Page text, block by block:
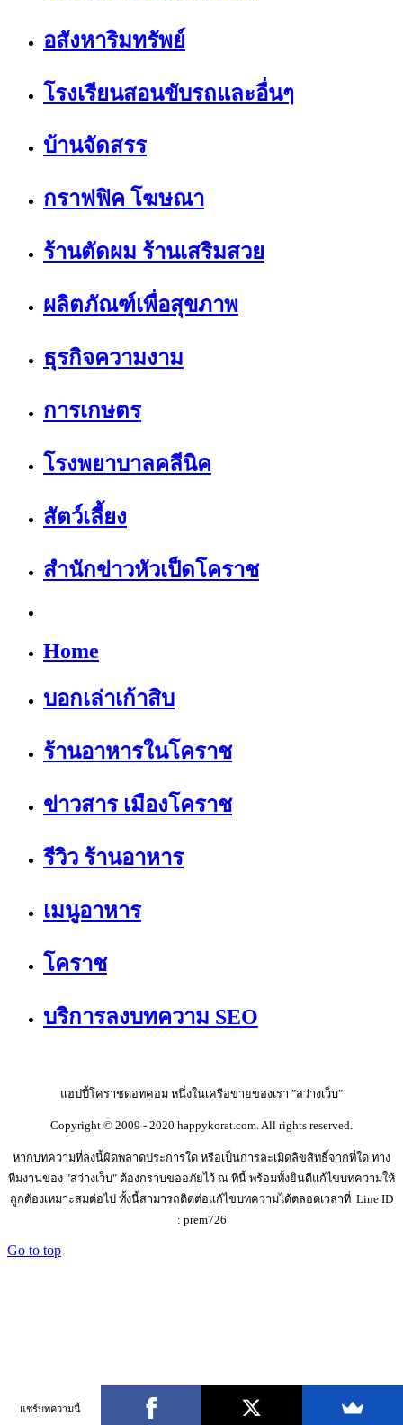
อสังหาริมทรัพย์
โรงเรียนสอนขับรถและอื่นๆ
บ้านจัดสรร
กราฟฟิค โฆษณา
ร้านตัดผม ร้านเสริมสวย
ผลิตภัณฑ์เพื่อสุขภาพ
ธุรกิจความงาม
การเกษตร
โรงพยาบาลคลีนิค
สัตว์เลี้ยง
สำนักข่าวหัวเป็ดโคราช
Home
บอกเล่าเก้าสิบ
ร้านอาหารในโคราช
ข่าวสาร เมืองโคราช
รีวิว ร้านอาหาร
เมนูอาหาร
โคราช
บริการลงบทความ SEO
แฮปปี้โคราชดอทคอม หนึ่งในเครือข่ายของเรา "สว่างเว็บ"
Copyright © 2009 - 2020 happykorat.com. All rights reserved.
หากบทความที่ลงนี้ผิดพลาดประการใด หรือเป็นการละเมิดลิขสิทธิ์จากที่ใด ทาง
ทีมงานของ "สว่างเว็บ" ต้องกราบขออภัยไว้ ณ ที่นี้ พร้อมทั้งยินดีแก้ไขบทความให้
ถูกต้องเหมาะสมต่อไป ทั้งนี้สามารถติดต่อแก้ไขบทความได้ตลอดเวลาที่ Line ID
: prem726
Go to top
แชร์บทความนี้